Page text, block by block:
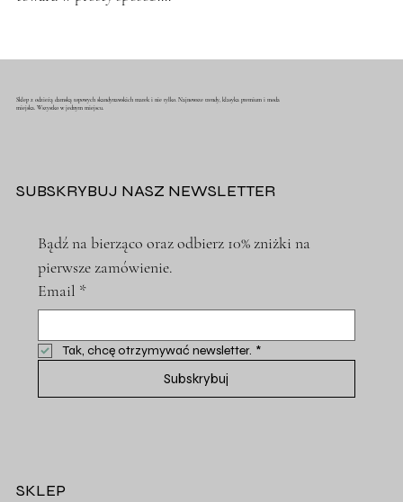
Sklep z odzieżą damską topowych skandynawskich marek i nie tylko. Najnowsze trendy, klasyka premium i moda
miejska. Wszystko w jednym miejscu.
SUBSKRYBUJ NASZ NEWSLETTER
Bądź na bierząco oraz odbierz 10% zniżki na
pierwsze zamówienie.
Email *
Tak, chcę otrzymywać newsletter. *
Subskrybuj
SKLEP